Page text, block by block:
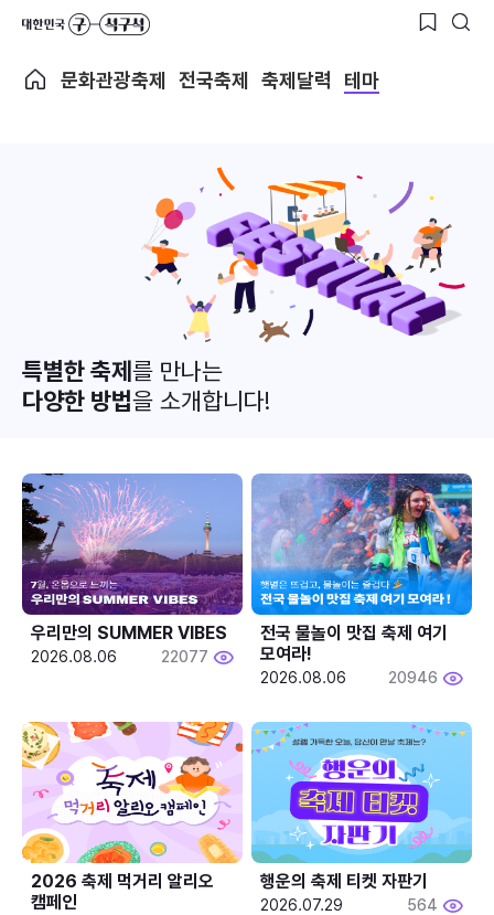
문화관광축제 전국축제 축제달력 테마
특별한 축제를 만나는
다양한 방법을 소개합니다!
우리만의 SUMMER VIBES
2026.08.06 22077
전국 물놀이 맛집 축제 여기
모여라!
2026.08.06 20946
2026 축제 먹거리 알리오
캠페인
행운의 축제 티켓 자판기
2026.07.29 564